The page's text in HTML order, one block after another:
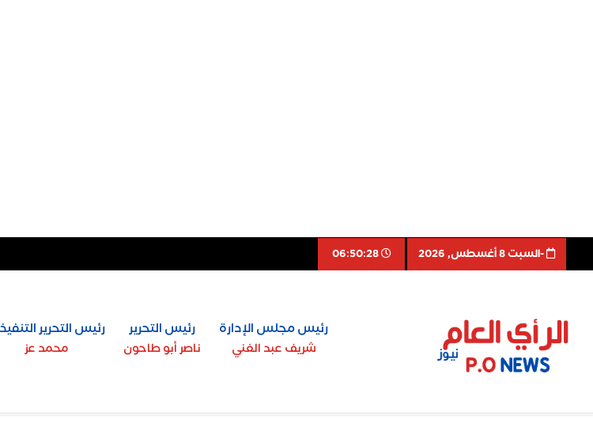
-السبت 8 أغسطس, 2026 06:50:29
رئيس مجلس الإدارة
شريف عبد الغني
رئيس التحرير
ناصر أبو طاحون
رئيس التحرير
محمد عز